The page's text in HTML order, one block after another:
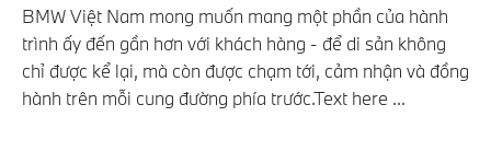
BMW Việt Nam mong muốn mang một phần của hành
trình ấy đến gần hơn với khách hàng - để di sản không
chỉ được kể lại, mà còn được chạm tới, cảm nhận và đồng
hành trên mỗi cung đường phía trước.Text here ...